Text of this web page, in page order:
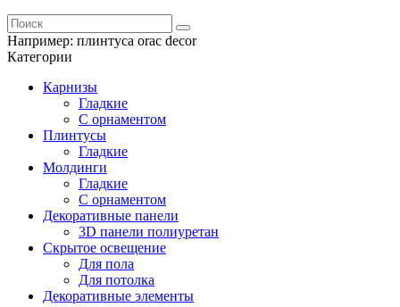
Например: плинтуса orac decor
Категории
Карнизы
Гладкие
С орнаментом
Плинтусы
Гладкие
Молдинги
Гладкие
С орнаментом
Декоративные панели
3D панели полиуретан
Скрытое освещение
Для пола
Для потолка
Декоративные элементы